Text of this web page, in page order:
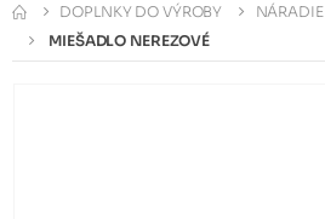
DOPLNKY DO VÝROBY NÁRADIE
MIEŠADLO NEREZOVÉ